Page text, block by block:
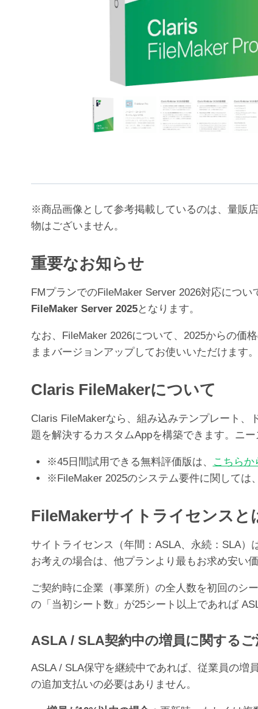
※商品画像として参考掲載しているのは、量販
物はございません。
重要なお知らせ
FMプランでのFileMaker Server 2026対応につ
FileMaker Server 2025となります。
なお、FileMaker 2026について、2025からの価
ままバージョンアップしてお使いいただけます。
Claris FileMakerについて
Claris FileMakerなら、組み込みテンプレート
題を解決するカスタムAppを構築できます。ニ
※45日間試用できる無料評価版は、 こちらか
※FileMaker 2025のシステム要件に関しては、
FileMakerサイトライセンスと
サイトライセンス（年間：ASLA、永続：SLA）
お考えの場合は、他プランより最もお求め安い
ご契約時に企業（事業所）の全人数を初回のシ
の「当初シート数」が25シート以上であれば
ASLA / SLA契約中の増員に関するご
ASLA / SLA保守を継続中であれば、従業員の増
の追加支払いの必要はありません。